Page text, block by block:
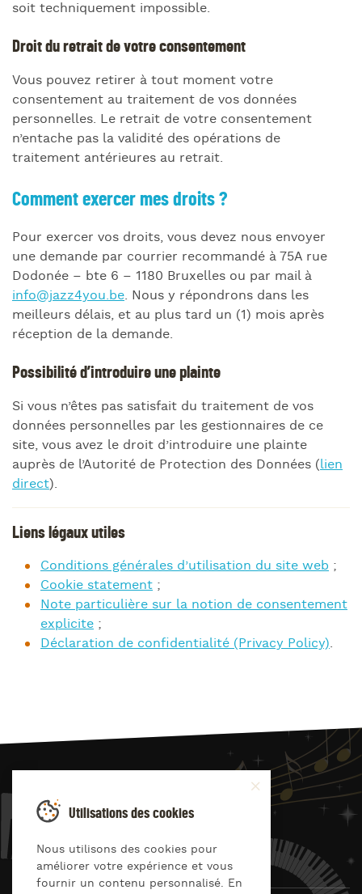
soit techniquement impossible.
Droit du retrait de votre consentement
Vous pouvez retirer à tout moment votre
consentement au traitement de vos données
personnelles. Le retrait de votre consentement
n’entache pas la validité des opérations de
traitement antérieures au retrait.
Comment exercer mes droits ?
Pour exercer vos droits, vous devez nous envoyer
une demande par courrier recommandé à 75A rue
Dodonée – bte 6 – 1180 Bruxelles ou par mail à
info@jazz4you.be. Nous y répondrons dans les
meilleurs délais, et au plus tard un (1) mois après
réception de la demande.
Possibilité d’introduire une plainte
Si vous n’êtes pas satisfait du traitement de vos
données personnelles par les gestionnaires de ce
site, vous avez le droit d’introduire une plainte
auprès de l’Autorité de Protection des Données (lien
direct).
Liens légaux utiles
Conditions générales d’utilisation du site web ;
Cookie statement ;
Note particulière sur la notion de consentement
explicite ;
Déclaration de confidentialité (Privacy Policy).
JAZZ4
Utilisations des cookies
Nous utilisons des cookies pour
améliorer votre expérience et vous
fournir un contenu personnalisé. En